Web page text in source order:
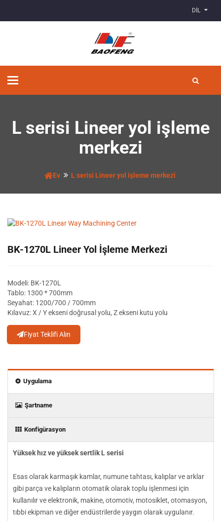
DİL
Geçiş
L serisi Lineer yol işleme
merkezi
Ev L serisi Lineer yol işleme merkezi
BK-1270L Lineer Yol İşleme Merkezi
Modeli: BK-1270L
Tablo: 1300 * 700mm
Seyahat: 1200/700 / 700mm
Kılavuz: X / Y ekseni doğrusal yolu, Z ekseni kutu yolu
Fiyat Teklifi Alın
Uygulama
Şartname
Konfigürasyon
Yüksek hız ve yüksek sertlik L serisi
Esas olarak karmaşık kamlar, numune tahtası, kalıplar ve arklar
gibi parça ve kalıpların otomatik olarak toplu işlenmesi için
kullanılır ve elektronik, makine, otomotiv, motosiklet, otomasyon,
tıbbi ekipman ve diğer endüstrilerde yaygın olarak uygulanır.